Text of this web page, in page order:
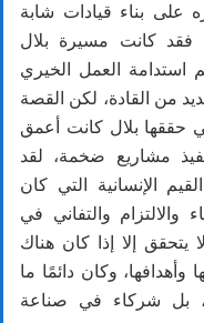
على بناء قيادات شابة
فقد كانت مسيرة بلال
استدامة العمل الخيري
من القادة، لكن القصة
حققها بلال كانت أعمق
مشاريع ضخمة، لقد
الإنسانية التي كان
والالتزام والتفاني في
يتحقق إلا إذا كان هناك
وأهدافها، وكان دائمًا ما
بل شركاء في صناعة